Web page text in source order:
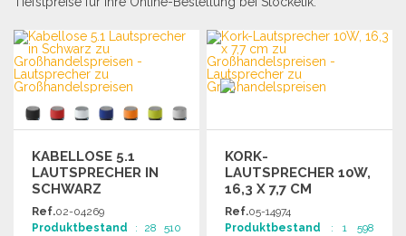
KABELLOSE 5.1
LAUTSPRECHER IN
SCHWARZ
Ref.02-04269
Produktbestand : 28 510
KORK-
LAUTSPRECHER 10W,
16,3 X 7,7 CM
Ref.05-14974
Produktbestand : 1 598